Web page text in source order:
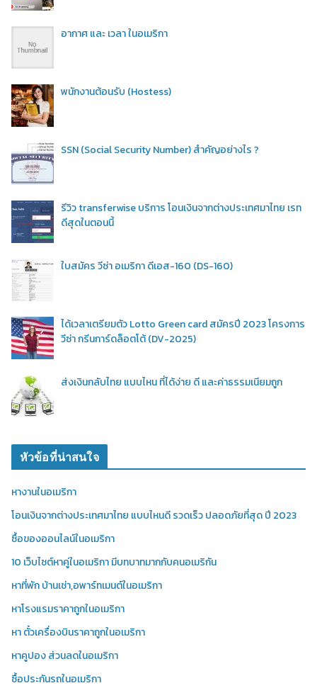
อากาศ และ เวลา ในอเมริกา
พนักงานต้อนรับ (Hostess)
SSN (Social Security Number) สำคัญอย่างไร ?
รีวิว transferwise บริการ โอนเงินจากต่างประเทศมาไทย เรท
ดีสุดในตอนนี้
ใบสมัคร วีซ่า อเมริกา ดีเอส-160 (DS-160)
ได้เวลาเตรียมตัว Lotto Green card สมัครปี 2023 โครงการ
วีซ่า กรีนการ์ดล็อตโต้ (DV-2025)
ส่งเงินกลับไทย แบบไหน ที่ได้ง่าย ดี และค่าธรรมเนียมถูก
หัวข้อที่น่าสนใจ
หางานในอเมริกา
โอนเงินจากต่างประเทศมาไทย แบบไหนดี รวดเร็ว ปลอดภัยที่สุด ปี 2023
ซื้อของออนไลน์ในอเมริกา
10 เว็บไซต์หาคู่ในอเมริกา มีบทบาทมากกับคนอเมริกัน
หาที่พัก บ้านเช่า,อพาร์ทเมนต์ในอเมริกา
หาโรงแรมราคาถูกในอเมริกา
หา ตั๋วเครื่องบินราคาถูกในอเมริกา
หาคูปอง ส่วนลดในอเมริกา
ซื้อประกันรถในอเมริกา